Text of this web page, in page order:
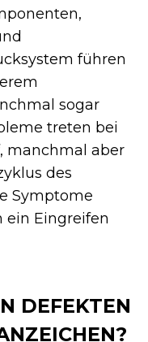
führen
sogar
treten bei
manchmal aber
des
Symptome
Eingreifen
DEFEKTEN